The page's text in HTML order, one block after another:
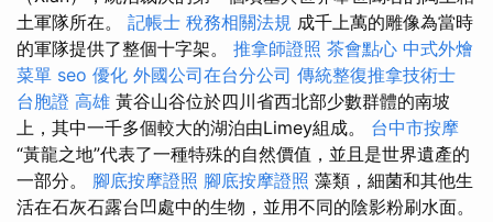
土軍隊所在。 記帳士 稅務相關法規 成千上萬的雕像為當時
的軍隊提供了整個十字架。 推拿師證照 茶會點心 中式外燴
菜單 seo 優化 外國公司在台分公司 傳統整復推拿技術士
台胞證 高雄 黃谷山谷位於四川省西北部少數群體的南坡
上，其中一千多個較大的湖泊由Limey組成。 台中市按摩
“黃龍之地”代表了一種特殊的自然價值，並且是世界遺產的
一部分。 腳底按摩證照 腳底按摩證照 藻類，細菌和其他生
活在石灰石露台凹處中的生物，並用不同的陰影粉刷水面。